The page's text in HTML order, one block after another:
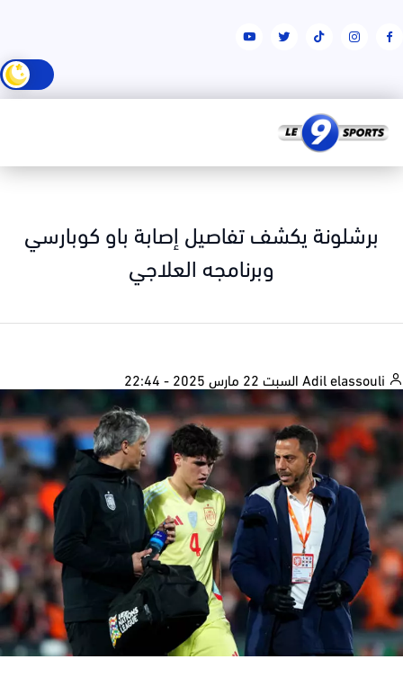
برشلونة يكشف تفاصيل إصابة باو كوبارسي
وبرنامجه العلاجي
السبت 22 مارس 2025 - 22:44